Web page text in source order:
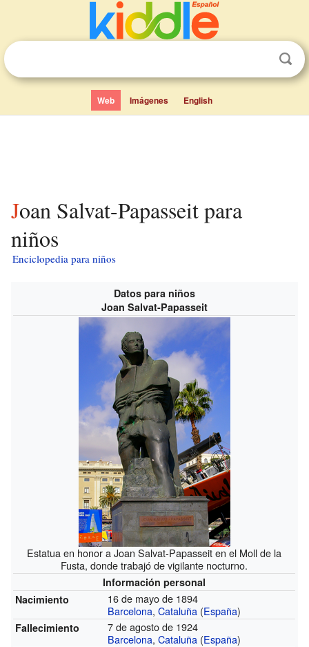
Web Imágenes English
Joan Salvat-Papasseit para
niños
Enciclopedia para niños
Datos para niños
Joan Salvat-Papasseit
Estatua en honor a Joan Salvat-Papasseit en el Moll de la
Fusta, donde trabajó de vigilante nocturno.
Información personal
Nacimiento
16 de mayo de 1894
Barcelona,Cataluña (España)
Fallecimiento
7 de agosto de 1924
Barcelona,Cataluña (España)